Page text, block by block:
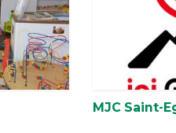
MJC Saint-